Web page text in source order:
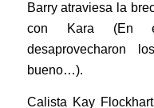
Barry atraviesa la
con Kara (En
desaprovecharon
bueno…).
Calista Kay